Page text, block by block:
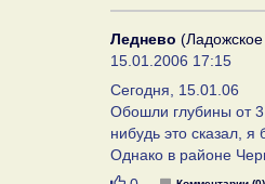
Леднево (Ладожское
15.01.2006 17:15
Сегодня, 15.01.06
Обошли глубины от
нибудь это сказал,
Однако в районе